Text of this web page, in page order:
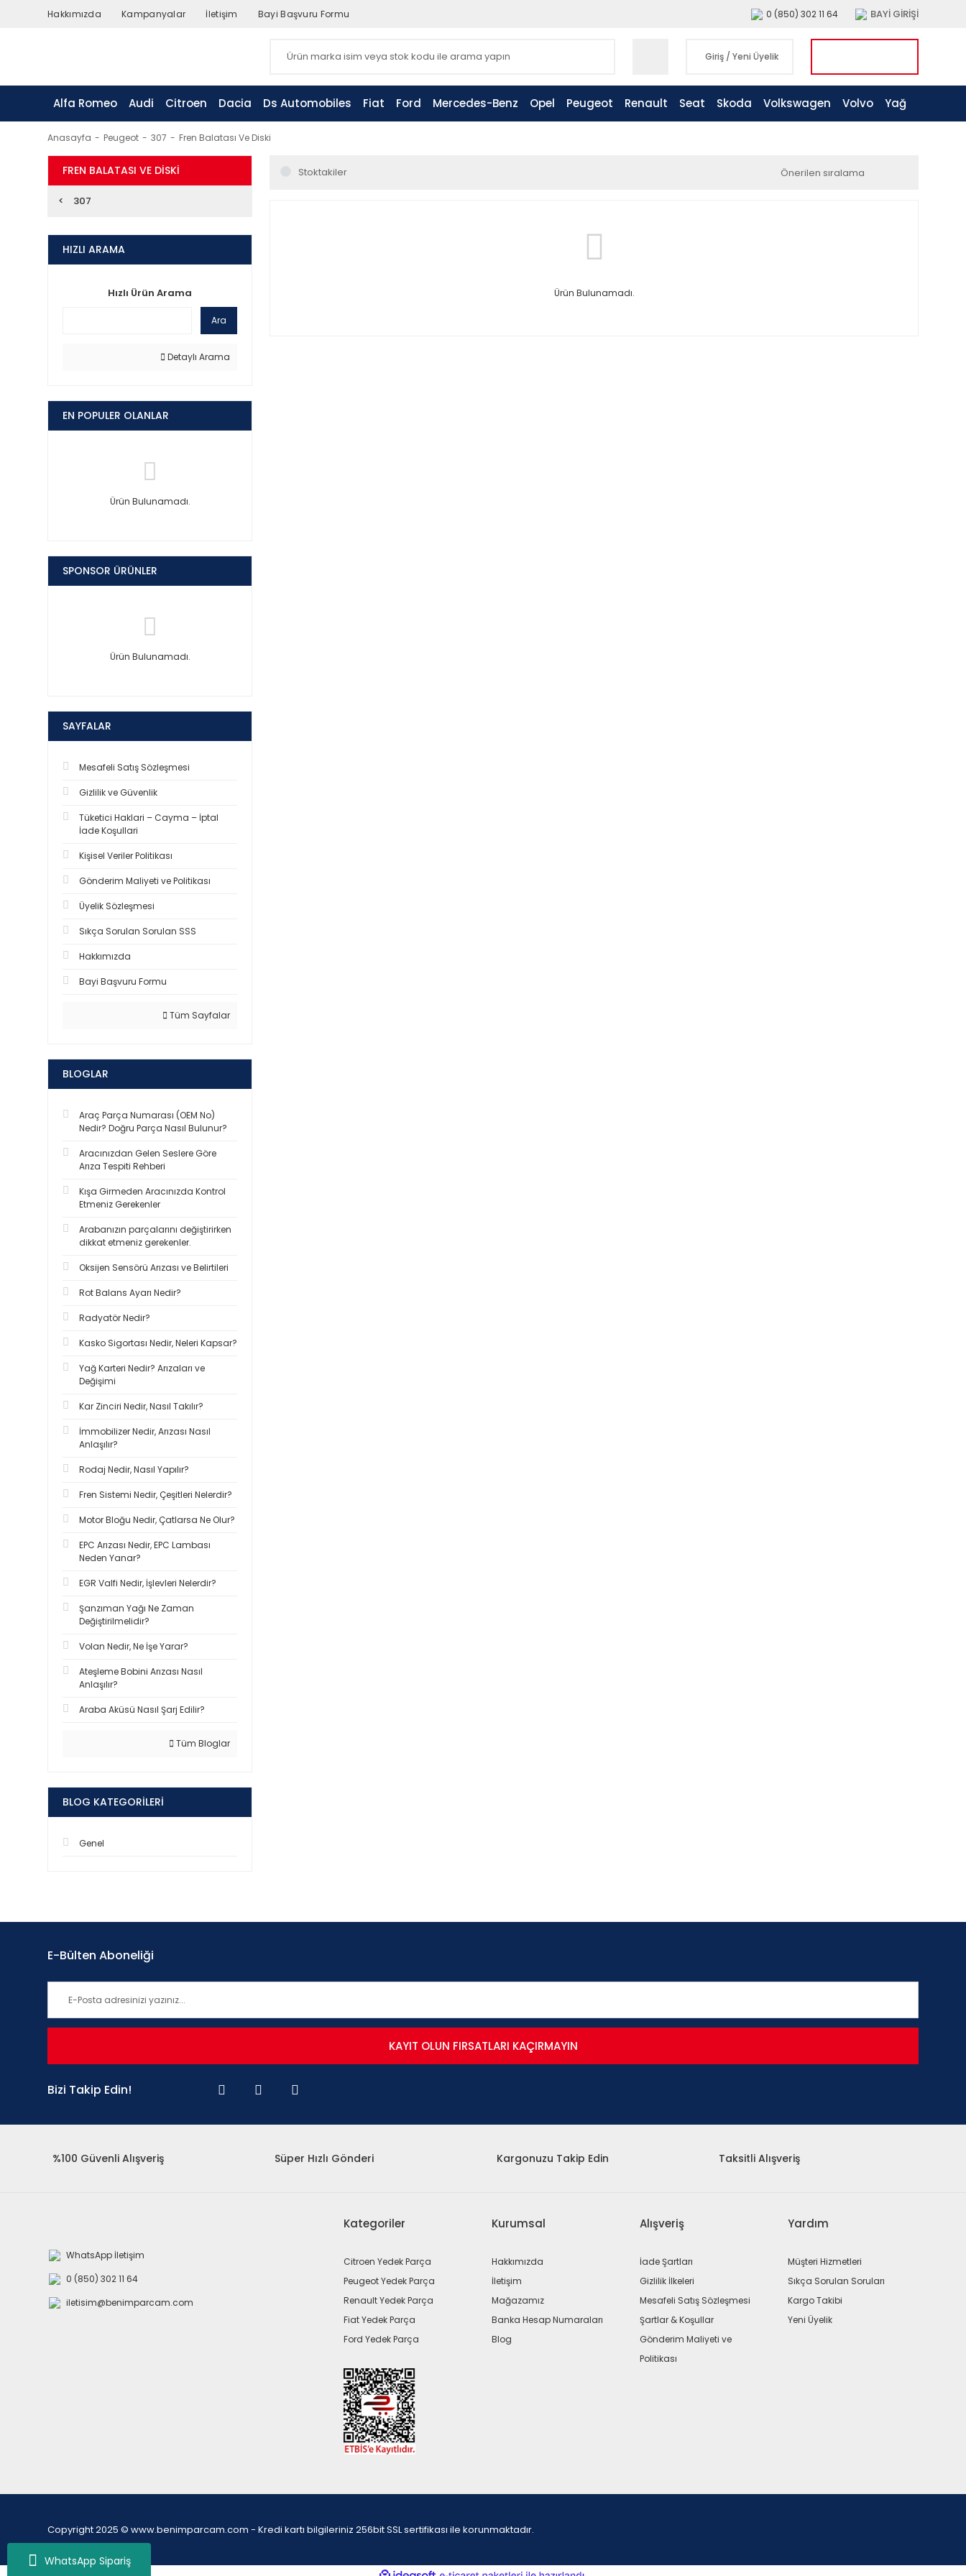
WhatsApp Sipariş
Hakkımızda Kampanyalar İletişim Bayi Başvuru Formu 0 (850) 302 11 64 BAYİ GİRİŞİ
Giriş / Yeni Üyelik
Alfa Romeo Audi Citroen Dacia Ds Automobiles Fiat Ford Mercedes-Benz Opel Peugeot Renault Seat Skoda Volkswagen Volvo Yağ
Anasayfa Peugeot 307 Fren Balatası Ve Diski
FREN BALATASI VE DISKI
307
HIZLI ARAMA
Hızlı Ürün Arama
Ara
Detaylı Arama
EN POPULER OLANLAR
Ürün Bulunamadı.
SPONSOR ÜRÜNLER
Ürün Bulunamadı.
SAYFALAR
Mesafeli Satış Sözleşmesi
Gizlilik ve Güvenlik
Tüketici Haklari – Cayma – İptal
İade Koşullari
Kişisel Veriler Politikası
Gönderim Maliyeti ve Politikası
Üyelik Sözleşmesi
Sıkça Sorulan Sorulan SSS
Hakkımızda
Bayi Başvuru Formu
Tüm Sayfalar
BLOGLAR
Araç Parça Numarası (OEM No)
Nedir? Doğru Parça Nasıl Bulunur?
Aracınızdan Gelen Seslere Göre
Arıza Tespiti Rehberi
Kışa Girmeden Aracınızda Kontrol
Etmeniz Gerekenler
Arabanızın parçalarını değiştirirken
dikkat etmeniz gerekenler.
Oksijen Sensörü Arızası ve Belirtileri
Rot Balans Ayarı Nedir?
Radyatör Nedir?
Kasko Sigortası Nedir, Neleri Kapsar?
Yağ Karteri Nedir? Arızaları ve
Değişimi
Kar Zinciri Nedir, Nasıl Takılır?
İmmobilizer Nedir, Arızası Nasıl
Anlaşılır?
Rodaj Nedir, Nasıl Yapılır?
Fren Sistemi Nedir, Çeşitleri Nelerdir?
Motor Bloğu Nedir, Çatlarsa Ne Olur?
EPC Arızası Nedir, EPC Lambası
Neden Yanar?
EGR Valfi Nedir, İşlevleri Nelerdir?
Şanzıman Yağı Ne Zaman
Değiştirilmelidir?
Volan Nedir, Ne İşe Yarar?
Ateşleme Bobini Arızası Nasıl
Anlaşılır?
Araba Aküsü Nasıl Şarj Edilir?
Tüm Bloglar
BLOG KATEGORILERI
Genel
Stoktakiler
Ürün Bulunamadı.
E-Bülten Aboneliği
KAYIT OLUN FIRSATLARI KAÇIRMAYIN
Bizi Takip Edin!
%100 Güvenli Alışveriş Süper Hızlı Gönderi Kargonuzu Takip Edin Taksitli Alışveriş
WhatsApp İletişim
0 (850) 302 11 64
iletisim@benimparcam.com
Kategoriler
Citroen Yedek Parça
Peugeot Yedek Parça
Renault Yedek Parça
Fiat Yedek Parça
Ford Yedek Parça
Kurumsal
Hakkımızda
İletişim
Mağazamız
Banka Hesap Numaraları
Blog
Alışveriş
İade Şartları
Gizlilik İlkeleri
Mesafeli Satış Sözleşmesi
Şartlar & Koşullar
Gönderim Maliyeti ve
Politikası
Yardım
Müşteri Hizmetleri
Sıkça Sorulan Soruları
Kargo Takibi
Yeni Üyelik
Copyright 2025 © www.benimparcam.com - Kredi kartı bilgileriniz 256bit SSL sertifikası ile korunmaktadır.